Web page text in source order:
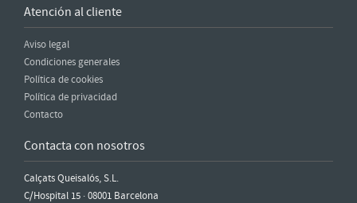
Atención al cliente
Aviso legal
Condiciones generales
Política de cookies
Política de privacidad
Contacto
Contacta con nosotros
Calçats Queisalós, S.L.
C/Hospital 15 · 08001 Barcelona